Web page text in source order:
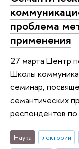
проблема
применения
27 марта Центр
Школы
семинар,
семантических
респондентов
Наука лектории